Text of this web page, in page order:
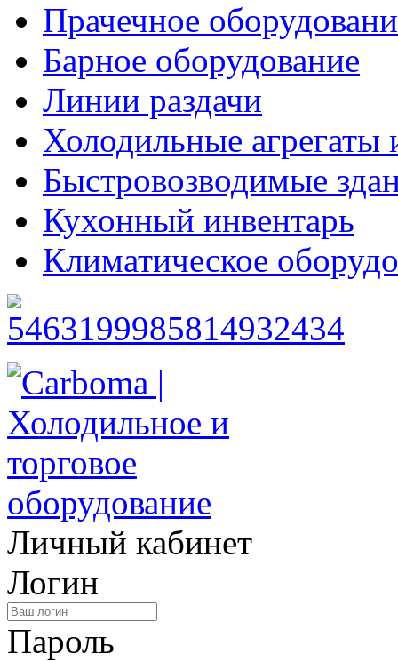
Прачечное
Барное оборудование
Линии раздачи
Холодильные агрегаты
Быстровозводимые
Кухонный инвентарь
Климатическое
Личный кабинет
Логин
Пароль